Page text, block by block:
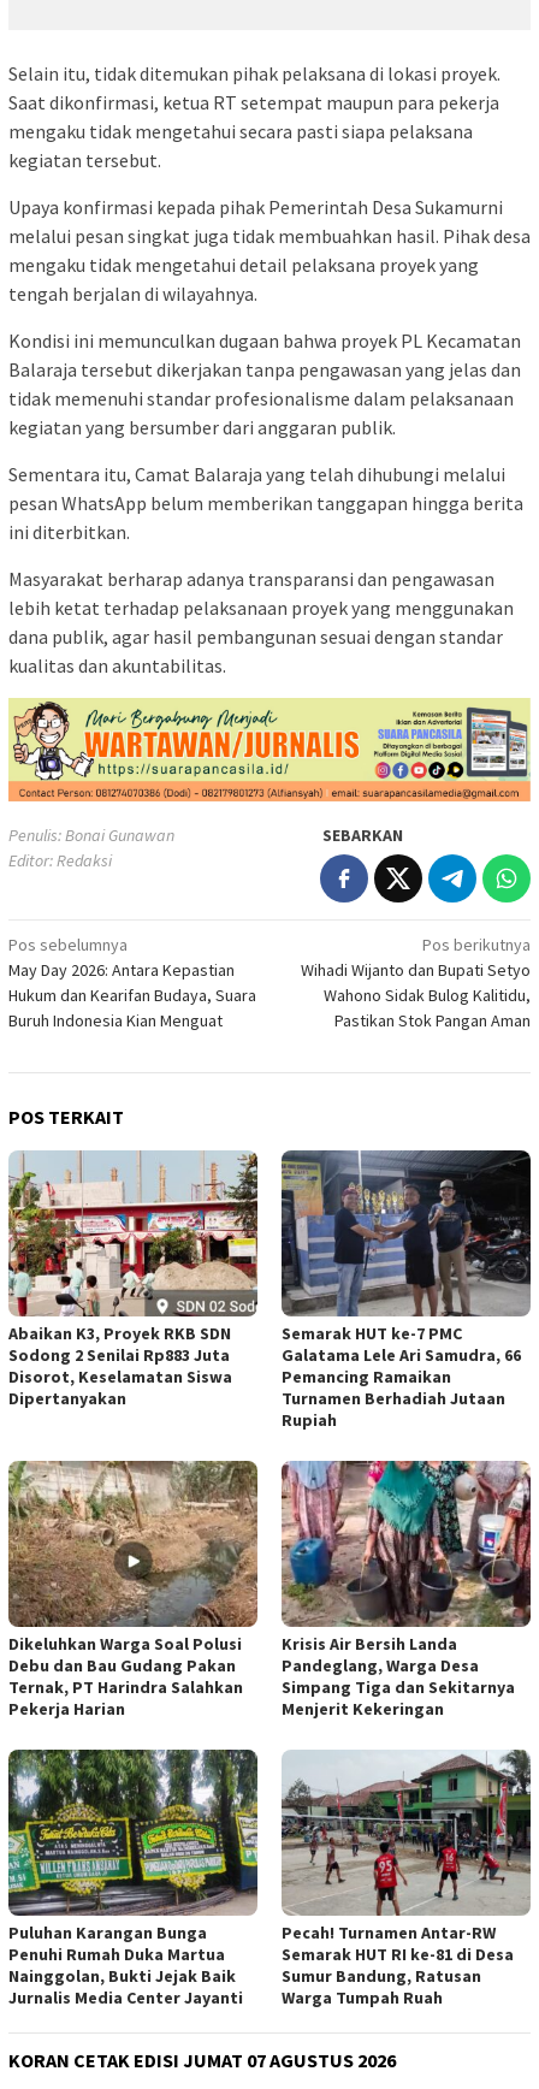
Selain itu, tidak ditemukan pihak pelaksana di lokasi proyek.
Saat dikonfirmasi, ketua RT setempat maupun para pekerja
mengaku tidak mengetahui secara pasti siapa pelaksana
kegiatan tersebut.
Upaya konfirmasi kepada pihak Pemerintah Desa Sukamurni
melalui pesan singkat juga tidak membuahkan hasil. Pihak desa
mengaku tidak mengetahui detail pelaksana proyek yang
tengah berjalan di wilayahnya.
Kondisi ini memunculkan dugaan bahwa proyek PL Kecamatan
Balaraja tersebut dikerjakan tanpa pengawasan yang jelas dan
tidak memenuhi standar profesionalisme dalam pelaksanaan
kegiatan yang bersumber dari anggaran publik.
Sementara itu, Camat Balaraja yang telah dihubungi melalui
pesan WhatsApp belum memberikan tanggapan hingga berita
ini diterbitkan.
Masyarakat berharap adanya transparansi dan pengawasan
lebih ketat terhadap pelaksanaan proyek yang menggunakan
dana publik, agar hasil pembangunan sesuai dengan standar
kualitas dan akuntabilitas.
Penulis: Bonai Gunawan
Editor: Redaksi
SEBARKAN
Navigasi
pos
Pos sebelumnya
May Day 2026: Antara Kepastian
Hukum dan Kearifan Budaya, Suara
Buruh Indonesia Kian Menguat
Pos berikutnya
Wihadi Wijanto dan Bupati Setyo
Wahono Sidak Bulog Kalitidu,
Pastikan Stok Pangan Aman
POS TERKAIT
Abaikan K3, Proyek RKB SDN
Sodong 2 Senilai Rp883 Juta
Disorot, Keselamatan Siswa
Dipertanyakan
Semarak HUT ke-7 PMC
Galatama Lele Ari Samudra, 66
Pemancing Ramaikan
Turnamen Berhadiah Jutaan
Rupiah
Dikeluhkan Warga Soal Polusi
Debu dan Bau Gudang Pakan
Ternak, PT Harindra Salahkan
Pekerja Harian
Krisis Air Bersih Landa
Pandeglang, Warga Desa
Simpang Tiga dan Sekitarnya
Menjerit Kekeringan
Puluhan Karangan Bunga
Penuhi Rumah Duka Martua
Nainggolan, Bukti Jejak Baik
Jurnalis Media Center Jayanti
Pecah! Turnamen Antar-RW
Semarak HUT RI ke-81 di Desa
Sumur Bandung, Ratusan
Warga Tumpah Ruah
KORAN CETAK EDISI JUMAT 07 AGUSTUS 2026